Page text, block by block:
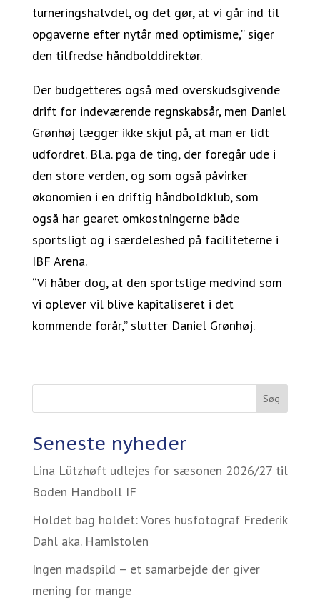
turneringshalvdel, og det gør, at vi går ind til
opgaverne efter nytår med optimisme,” siger
den tilfredse håndbolddirektør.
Der budgetteres også med overskudsgivende
drift for indeværende regnskabsår, men Daniel
Grønhøj lægger ikke skjul på, at man er lidt
udfordret. Bl.a. pga de ting, der foregår ude i
den store verden, og som også påvirker
økonomien i en driftig håndboldklub, som
også har gearet omkostningerne både
sportsligt og i særdeleshed på faciliteterne i
IBF Arena.
“Vi håber dog, at den sportslige medvind som
vi oplever vil blive kapitaliseret i det
kommende forår,” slutter Daniel Grønhøj.
Søg
Seneste nyheder
Lina Lützhøft udlejes for sæsonen 2026/27 til
Boden Handboll IF
Holdet bag holdet: Vores husfotograf Frederik
Dahl aka. Hamistolen
Ingen madspild – et samarbejde der giver
mening for mange